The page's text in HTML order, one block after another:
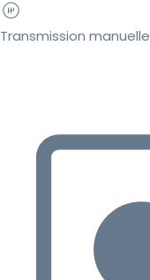
Transmission manuelle